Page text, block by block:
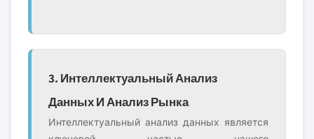
3. Интеллектуальный Анализ
Данных И Анализ Рынка
Интеллектуальный анализ данных является